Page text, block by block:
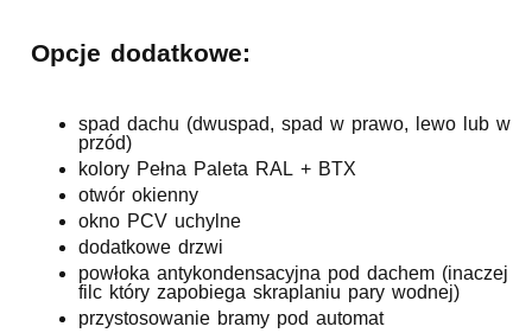
Opcje dodatkowe:
spad dachu (dwuspad, spad w prawo, lewo lub w
przód)
kolory Pełna Paleta RAL + BTX
otwór okienny
okno PCV uchylne
dodatkowe drzwi
powłoka antykondensacyjna pod dachem (inaczej
filc który zapobiega skraplaniu pary wodnej)
przystosowanie bramy pod automat